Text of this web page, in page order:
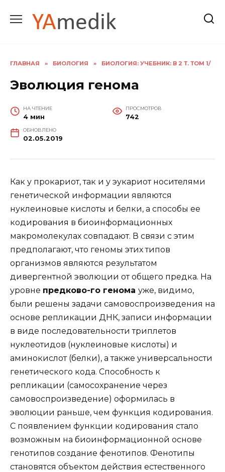
содержанию
ГЛАВНАЯ » БИОЛОГИЯ » БИОЛОГИЯ: УЧЕБНИК: В 2 Т. ТОМ 1/
Эволюция генома
НА ЧТЕНИЕ
4 мин
ПРОСМОТРОВ
742
ОБНОВЛЕНО
02.05.2019
Как у прокариот, так и у эукариот носителями
генетической информации являются
нуклеиновые кислоты и белки, а способы ее
кодирования в биоинформационных
макромолекулах совпадают. В связи с этим
предполагают, что геномы этих типов
организмов являются результатом
дивергентной эволюции от общего предка. На
уровне предково-го генома уже, видимо,
были решены задачи самовоспроизведения на
основе репликации ДНК, записи информации
в виде последовательности триплетов
нуклеотидов (нуклеиновые кислоты) и
аминокислот (белки), а также универсальности
генетического кода. Способность к
репликации (самосохранение через
самовоспроизведение) оформилась в
эволюции раньше, чем функция кодирования.
С появлением функции кодирования стало
возможным на биоинформационной основе
генотипов создание фенотипов. Фенотипы
становятся объектом действия естественного